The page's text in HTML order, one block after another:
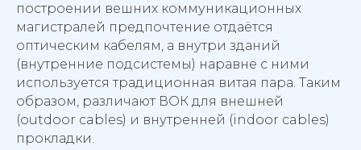
построении вешних коммуникационных
магистралей предпочтение отдаётся
оптическим кабелям, а внутри зданий
(внутренние подсистемы) наравне с ними
используется традиционная витая пара. Таким
образом, различают ВОК для внешней
(outdoor cables) и внутренней (indoor cables)
прокладки.